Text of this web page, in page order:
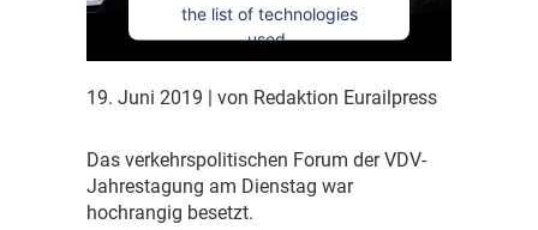
the list of technologies
used.
Powered byUsercentrics
Consent Management
19. Juni 2019 | von Redaktion Eurailpress
Das verkehrspolitischen Forum der VDV-
Jahrestagung am Dienstag war
hochrangig besetzt.